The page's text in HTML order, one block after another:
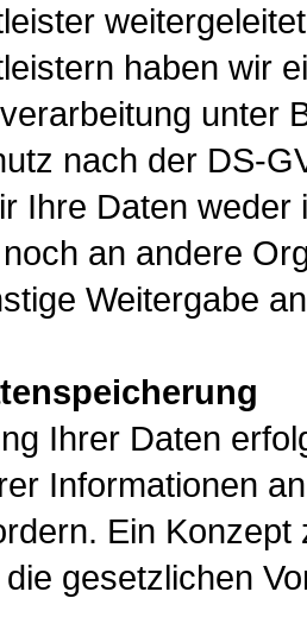
haben wir
unter
nach der DS-
Ihre Daten
an andere
Weitergabe
Ihrer Daten
Informationen
Ein
gesetzlichen